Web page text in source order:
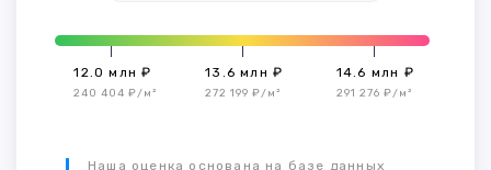
12.0 млн ₽
240 404 ₽/м²
13.6 млн ₽
272 199 ₽/м²
14.6 млн ₽
291 276 ₽/м²
Наша оценка основана на базе данных